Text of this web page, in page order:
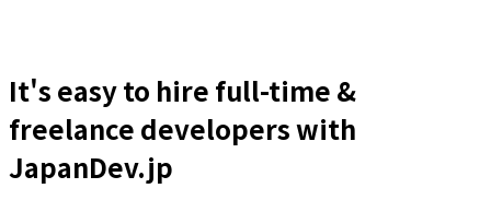
It's easy to hire full-time &
freelance developerswith
JapanDev.jp